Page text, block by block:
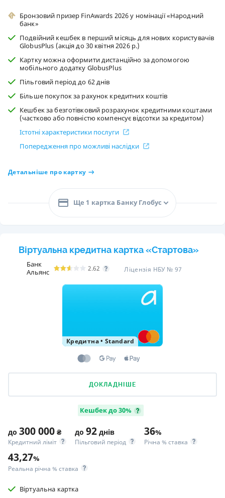
Бронзовий призер FinAwards 2026 у номінації «Народний
банк»
Подвійний кешбек в перший місяць для нових користувачів
GlobusPlus (акція до 30 квітня 2026 р.)
Картку можна оформити дистанційно за допомогою
мобільного додатку GlobusPlus
Пільговий період до 62 днів
Більше покупок за рахунок кредитних коштів
Кешбек за безготівковий розрахунок кредитними коштами
(частково або повністю компенсує відсотки за кредитом)
Істотні характеристики послуги
Попередження про можливі наслідки
Детальніше про картку
Ще 1 картка Банку Глобус
Віртуальна кредитна картка «Стартова»
Банк
Альянс
2.62 Ліцензія НБУ № 97
Кредитна• Standard
ДОКЛАДНІШЕ
Кешбек до 30%
до 300 000 ₴
Кредитний ліміт
до 92 днів
Пільговий період
36%
Річна % ставка
43,27%
Реальна річна % ставка
Віртуальна картка